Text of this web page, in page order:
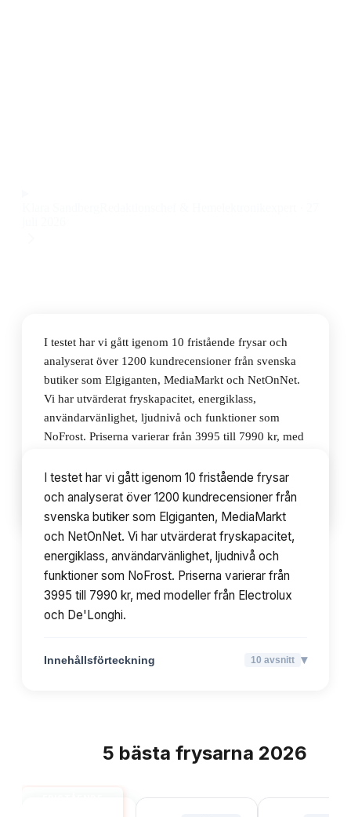
I testet har vi gått igenom 10 fristående frysar och
analyserat över 1200 kundrecensioner från svenska
butiker som Elgiganten, MediaMarkt och NetOnNet.
Vi har utvärderat fryskapacitet, energiklass,
användarvänlighet, ljudnivå och funktioner som
NoFrost. Priserna varierar från 3995 till 7990 kr, med
Innehållsförteckning 10avsnitt
I testet har vi gått igenom 10 fristående frysar
och analyserat över 1200 kundrecensioner från
svenska butiker som Elgiganten, MediaMarkt
och NetOnNet. Vi har utvärderat fryskapacitet,
energiklass, användarvänlighet, ljudnivå och
funktioner som NoFrost. Priserna varierar från
3995 till 7990 kr, med modeller från Electrolux
och De'Longhi.
Innehållsförteckning 10 avsnitt ▾
5 bästafrysarna 2026